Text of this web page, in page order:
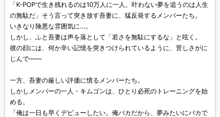
「K-POPで生き残れるのは10万人に一人。叶わない夢を追うのは人生
の無駄だ」そう言って突き放す吾妻に、猛反発するメンバーたち。
いきなり険悪な雰囲気に…。
しかし、ふと吾妻は声を落として「若さを無駄にするな」と呟く。
彼の顔には、何か辛い記憶を突きつけられているように、苦しさがに
じんで——
一方、吾妻の厳しい評価に憤るメンバーたち。
しかしメンバーの一人・キムゴンは、ひとり必死のトレーニングを始
める。
「俺は一日も早くデビューしたい。俺バカだから、夢みたいにバカで